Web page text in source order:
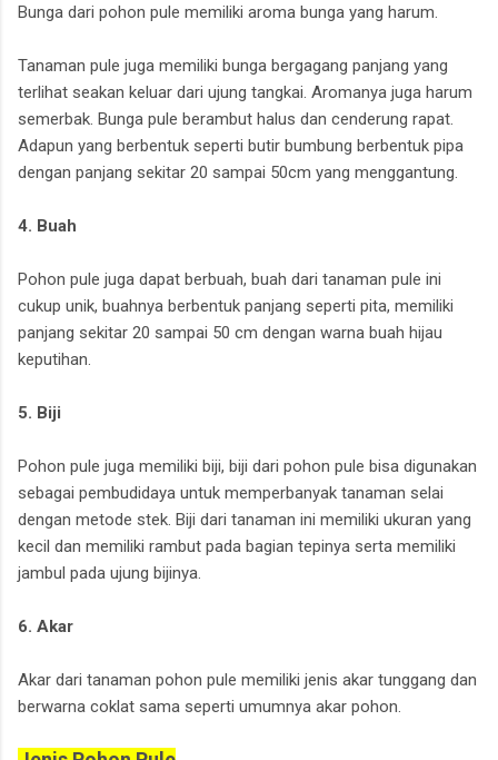
Bunga dari pohon pule memiliki aroma bunga yang harum.
Tanaman pule juga memiliki bunga bergagang panjang yang
terlihat seakan keluar dari ujung tangkai. Aromanya juga harum
semerbak. Bunga pule berambut halus dan cenderung rapat.
Adapun yang berbentuk seperti butir bumbung berbentuk pipa
dengan panjang sekitar 20 sampai 50cm yang menggantung.
4. Buah
Pohon pule juga dapat berbuah, buah dari tanaman pule ini
cukup unik, buahnya berbentuk panjang seperti pita, memiliki
panjang sekitar 20 sampai 50 cm dengan warna buah hijau
keputihan.
5. Biji
Pohon pule juga memiliki biji, biji dari pohon pule bisa digunakan
sebagai pembudidaya untuk memperbanyak tanaman selai
dengan metode stek. Biji dari tanaman ini memiliki ukuran yang
kecil dan memiliki rambut pada bagian tepinya serta memiliki
jambul pada ujung bijinya.
6. Akar
Akar dari tanaman pohon pule memiliki jenis akar tunggang dan
berwarna coklat sama seperti umumnya akar pohon.